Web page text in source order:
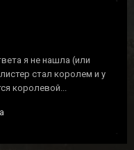
я не нашла (или
стал королем и у
королевой...